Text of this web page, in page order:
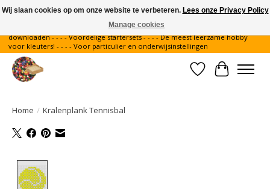
Gratis verzending binnen Nederland - - - - Legvoorbeelden gratis te
downloaden - - - - Voordelige startersets - - - - De meest leerzame hobby
voor kleuters! - - - - Voor particulier en onderwijsinstellingen
Verlanglijst
Home / Kralenplank Tennisbal
Wij slaan cookies op om onze website te verbeteren. Lees onze Privacy Policy
Manage cookies